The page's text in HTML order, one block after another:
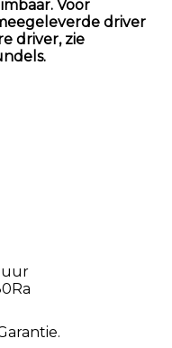
Voor
driver
driver, zie
uur